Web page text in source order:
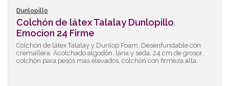
Dunlopillo
Colchón de látex Talalay Dunlopillo
Emocion 24 Firme
Colchón de látex Talalay y Dunlop Foam. Desenfundable con
cremallera. Acolchado algodón, lana y seda. 24 cm de grosor,
colchón para pesos mas elevados, colchón con firmeza alta.